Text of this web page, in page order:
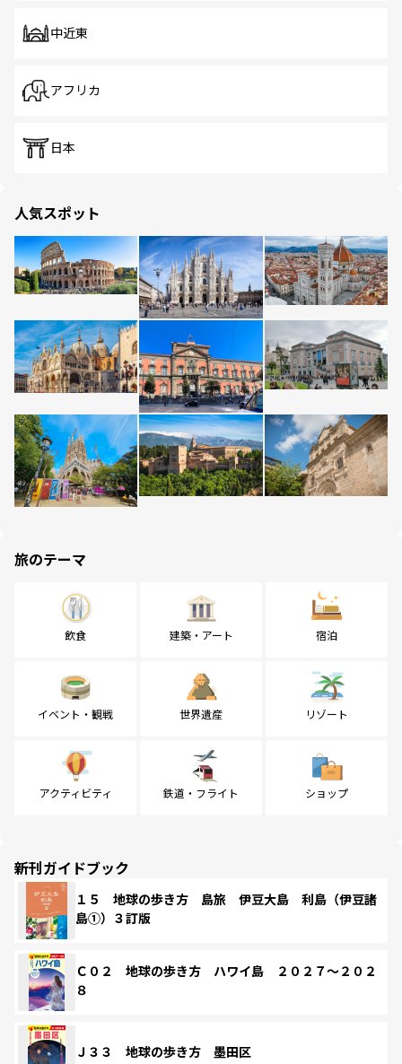
中近東
アフリカ
日本
人気スポット
旅のテーマ
飲食 建築・アート 宿泊
イベント・観戦 世界遺産 リゾート
アクティビティ 鉄道・フライト ショップ
新刊ガイドブック
１５ 地球の歩き方 島旅 伊豆大島 利島（伊豆諸
島①）３訂版
Ｃ０２ 地球の歩き方 ハワイ島 ２０２７～２０２
８
Ｊ３３ 地球の歩き方 墨田区